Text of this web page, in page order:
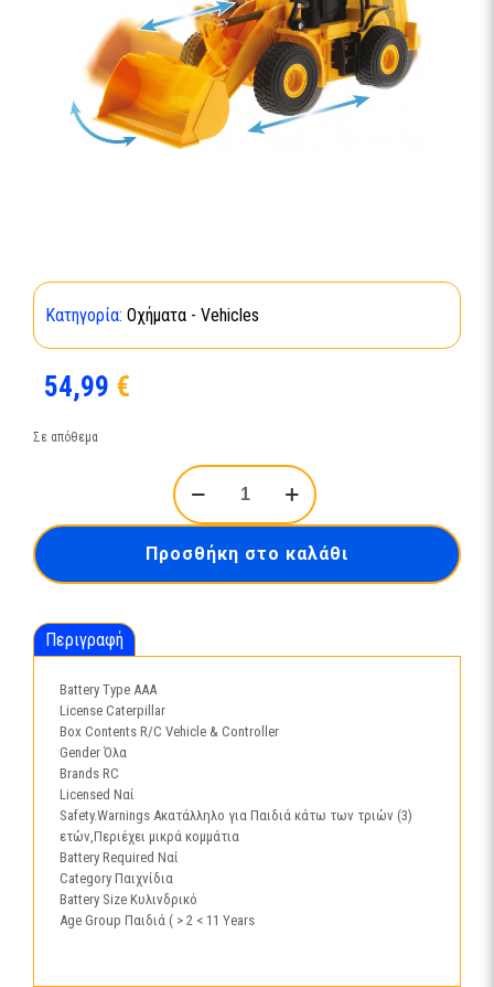
Κατηγορία: Οχήματα - Vehicles
54,99 €
Σε απόθεμα
Carrera
CAT
R/C
950M
Wheel
Προσθήκη στο καλάθι
Περιγραφή
Battery Type AAA
License Caterpillar
Box Contents R/C Vehicle & Controller
Gender Όλα
Brands RC
Licensed Ναί
Safety.Warnings Ακατάλληλο για Παιδιά κάτω των τριών (3)
ετών,Περιέχει μικρά κομμάτια
Battery Required Ναί
Category Παιχνίδια
Battery Size Κυλινδρικό
Age Group Παιδιά ( > 2 < 11 Years